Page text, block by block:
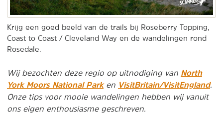
Krijg een goed beeld van de trails bij Roseberry Topping,
Coast to Coast / Cleveland Way en de wandelingen rond
Rosedale.
Wij bezochten deze regio op uitnodiging van North
York Moors National Parken VisitBritain/VisitEngland.
Onze tips voor mooie wandelingen hebben wij vanuit
ons eigen enthousiasme geschreven.